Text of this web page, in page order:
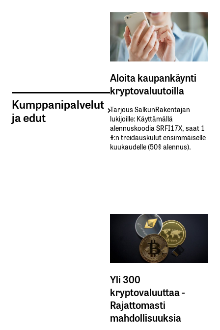
Kumppanipalvelut
ja edut
Aloita kaupankäynti
kryptovaluutoilla
Tarjous SalkunRakentajan
lukijoille: Käyttämällä​ ​
alennuskoodia​ ​SRFI17X,​ ​saat​ ​1
%:n treidauskulut​ ​ensimmäiselle​ ​
kuukaudelle​ ​(50%​ ​alennus).
Yli 300
kryptovaluuttaa -
Rajattomasti
mahdollisuuksia